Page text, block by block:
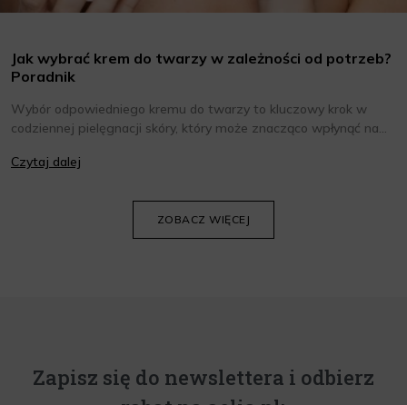
Jak wybrać krem do twarzy w zależności od potrzeb?
Poradnik
Wybór odpowiedniego kremu do twarzy to kluczowy krok w
codziennej pielęgnacji skóry, który może znacząco wpłynąć na
oraz wiedzieć, jak dopasować je do potrzeb własnej skóry.
Czytaj dalej
ZOBACZ WIĘCEJ
Zapisz się do newslettera i odbierz